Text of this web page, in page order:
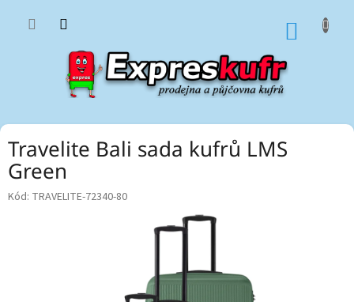
Travelite Bali sada kufrů LMS
Green
Kód: TRAVELITE-72340-80